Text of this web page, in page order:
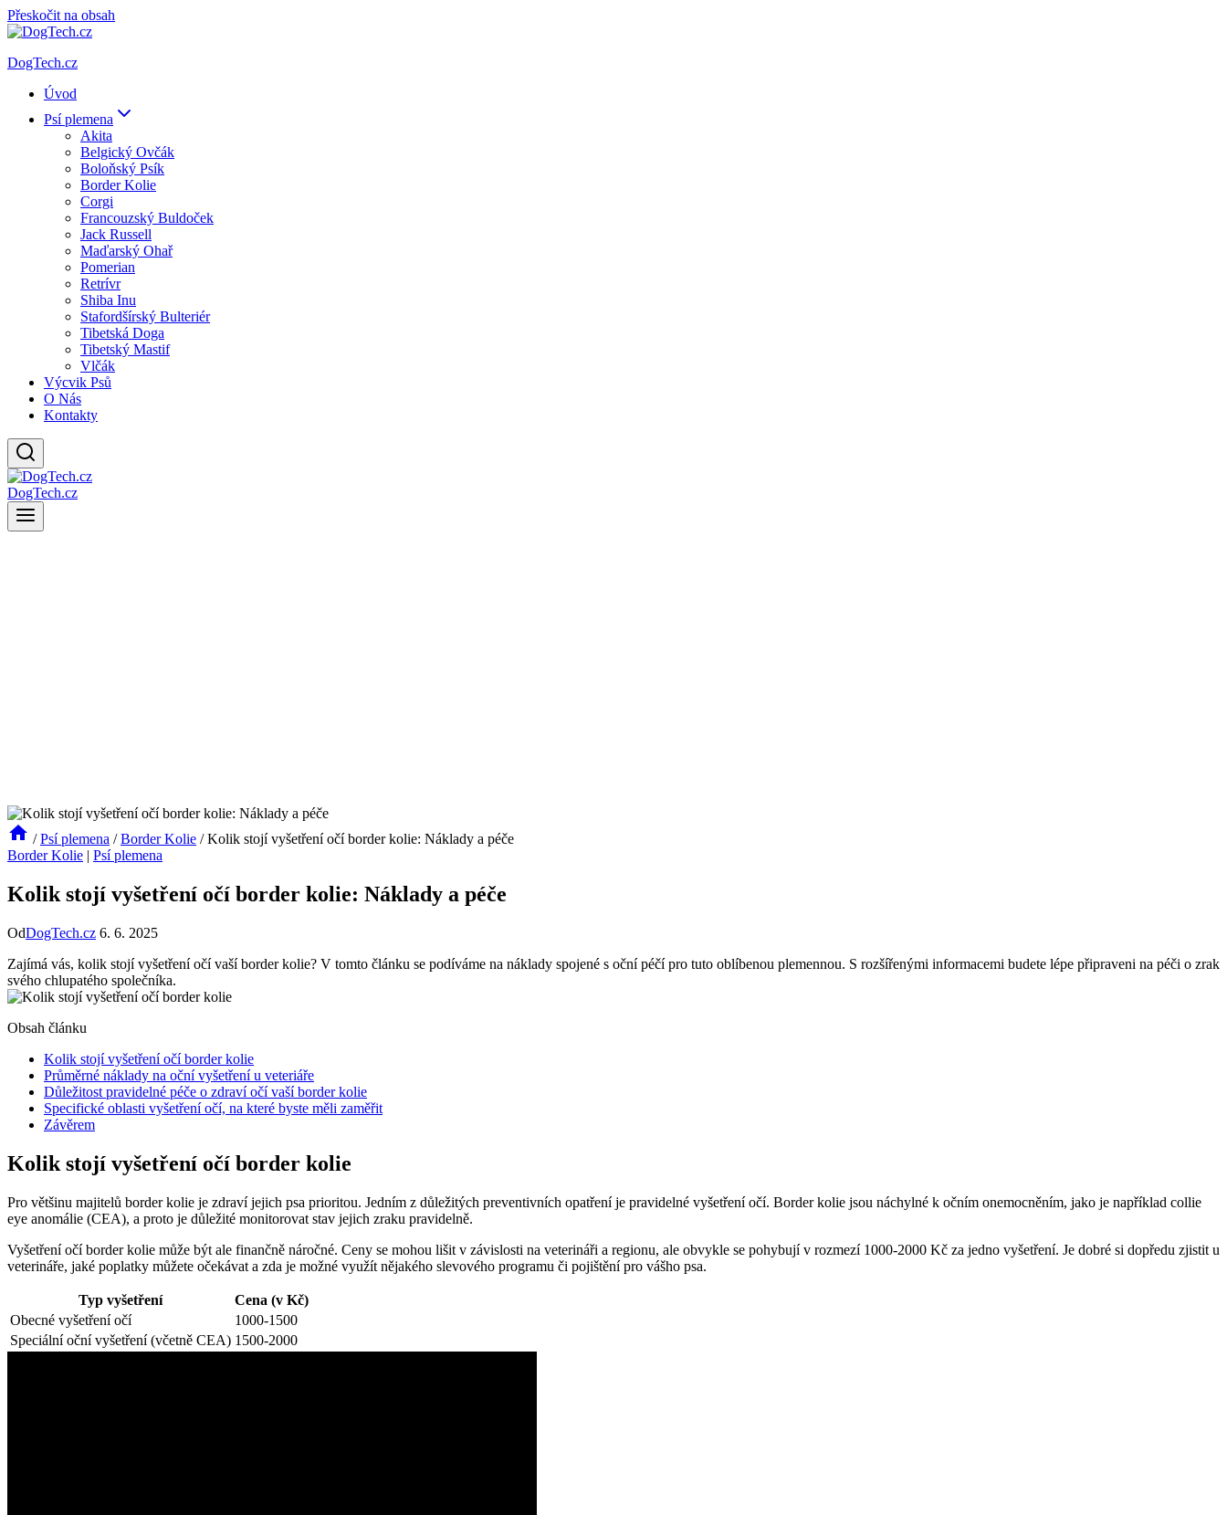
Přeskočit na obsah
DogTech.cz
Úvod
Psí plemena
Akita
Belgický Ovčák
Boloňský Psík
Border Kolie
Corgi
Francouzský Buldoček
Jack Russell
Maďarský Ohař
Pomerian
Retrívr
Shiba Inu
Stafordšírský Bulteriér
Tibetská Doga
Tibetský Mastif
Vlčák
Výcvik Psů
O Nás
Kontakty
DogTech.cz
/ Psí plemena / Border Kolie / Kolik stojí vyšetření očí border kolie: Náklady a péče
Border Kolie | Psí plemena
Kolik stojí vyšetření očí border kolie: Náklady a péče
OdDogTech.cz 6. 6. 2025
Zajímá vás, kolik stojí vyšetření očí vaší border kolie? V tomto článku se podíváme na náklady spojené s oční péčí pro tuto oblíbenou plemennou. S rozšířenými informacemi budete lépe připraveni na péči o zrak
svého chlupatého společníka.
Obsah článku
Kolik stojí vyšetření očí border kolie
Průměrné náklady na oční vyšetření u veteriáře
Důležitost pravidelné péče o zdraví očí vaší border kolie
Specifické oblasti vyšetření očí, na které byste měli zaměřit
Závěrem
Kolik stojí vyšetření očí border kolie
Pro většinu majitelů border kolie je zdraví jejich psa prioritou. Jedním z důležitých preventivních opatření je pravidelné vyšetření očí. Border kolie jsou náchylné k očním onemocněním, jako je například collie
eye anomálie (CEA), a proto je důležité monitorovat stav jejich zraku pravidelně.
Vyšetření očí border kolie může být ale finančně náročné. Ceny se mohou lišit v závislosti na veterináři a regionu, ale obvykle se pohybují v rozmezí 1000-2000 Kč za jedno vyšetření. Je dobré si dopředu zjistit u
veterináře, jaké poplatky můžete očekávat a zda je možné využít nějakého slevového programu či pojištění pro vášho psa.
Typ vyšetření
Cena (v Kč)
Obecné vyšetření očí
1000-1500
Speciální oční vyšetření (včetně CEA) 1500-2000